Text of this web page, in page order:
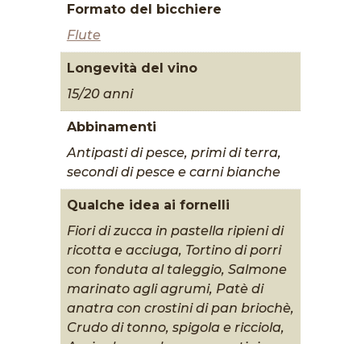
Formato del bicchiere
Flute
Longevità del vino
15/20 anni
Abbinamenti
Antipasti di pesce, primi di terra,
secondi di pesce e carni bianche
Qualche idea ai fornelli
Fiori di zucca in pastella ripieni di
ricotta e acciuga, Tortino di porri
con fonduta al taleggio, Salmone
marinato agli agrumi, Patè di
anatra con crostini di pan briochè,
Crudo di tonno, spigola e ricciola,